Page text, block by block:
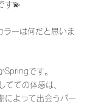
す💫
ーは何だと思いま
Springです。
てての体感は、
によって出会うパー